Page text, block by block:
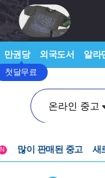
만권당
첫달무료
외국도서 알라
온라인 중고
N 많이 판매된 중고 새